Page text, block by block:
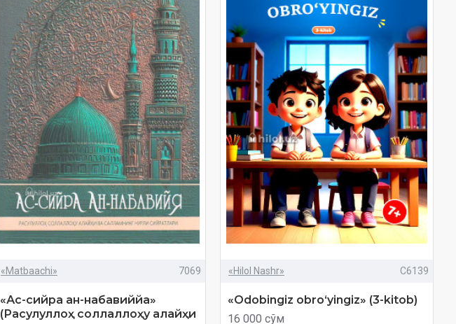
«Matbaachi» 7069
«Ас-сийра ан-набавиййа»
(Расулуллоҳ соллаллоҳу алайҳи
«Hilol Nashr» C6139
«Odobingiz obro‘yingiz» (3-kitob)
16 000 сўм